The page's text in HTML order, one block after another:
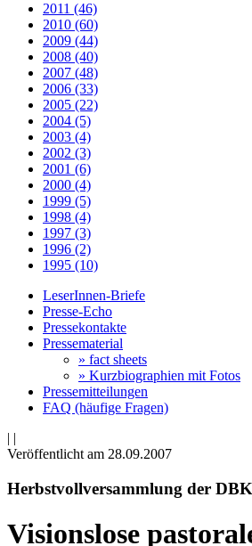
2011 (46)
2010 (60)
2009 (44)
2008 (40)
2007 (48)
2006 (33)
2005 (22)
2004 (5)
2003 (4)
2002 (3)
2001 (6)
2000 (4)
1999 (5)
1998 (4)
1997 (3)
1996 (2)
1995 (10)
LeserInnen-Briefe
Presse-Echo
Pressekontakte
Pressematerial
» fact sheets
» Kurzbiographien mit Fotos
Pressemitteilungen
FAQ (häufige Fragen)
| |
Veröffentlicht am 28­.09.2007
Herbstvollversammlung der
Visionslose